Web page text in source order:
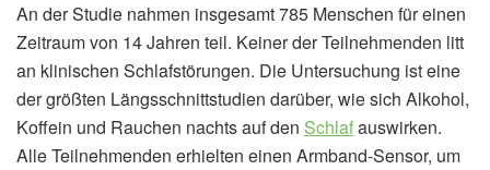
An der Studie nahmen insgesamt 785 Menschen für einen
Zeitraum von 14 Jahren teil. Keiner der Teilnehmenden litt
an klinischen Schlafstörungen. Die Untersuchung ist eine
der größten Längsschnittstudien darüber, wie sich Alkohol,
Koffein und Rauchen nachts auf den Schlafauswirken.
Alle Teilnehmenden erhielten einen Armband-Sensor, um